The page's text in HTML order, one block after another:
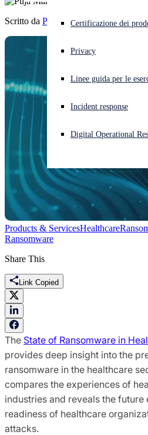
Cyberattacco in corso? Ottieni
Italiano Open language switcher
Certificazione dei
Privacy
Linee guida per le
Incident response
Digital Operational
Scritto da Puja Mahendru
Products & ServicesHealthcare
Ransomware
Share This
Link Copied
The State of Ransomware in
provides deep insight into the
ransomware in the healthcare
compares the experiences of
industries and reveals the future
readiness of healthcare
attacks.